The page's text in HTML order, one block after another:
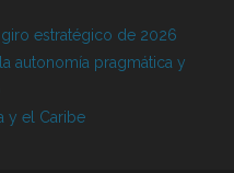
estratégico de 2026
autonomía pragmática y
y el Caribe